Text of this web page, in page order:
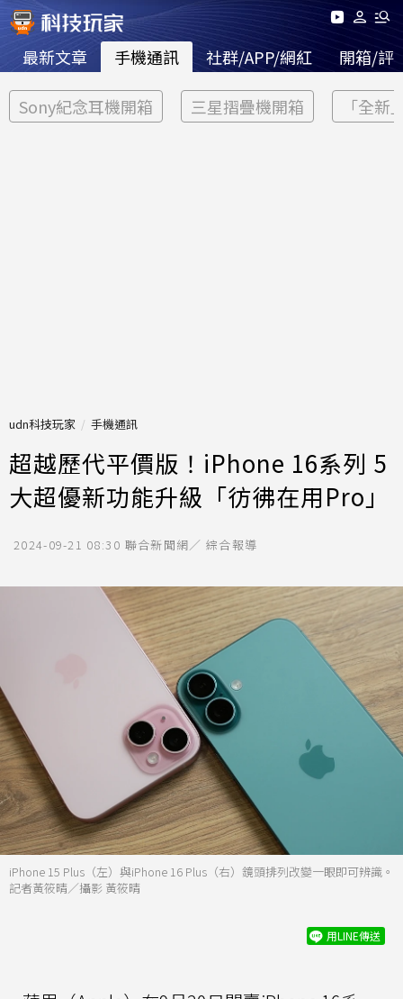
最新文章 手機通訊 社群/APP/網紅 開箱/評
Sony紀念耳機開箱 三星摺疊機開箱 「全新
udn科技玩家 手機通訊
超越歷代平價版！iPhone 16系列 5
大超優新功能升級「彷彿在用Pro」
2024-09-21 08:30 聯合新聞網／ 綜合報導
iPhone 15 Plus（左）與iPhone 16 Plus（右）鏡頭排列改變一眼即可辨識。
記者黃筱晴／攝影 黃筱晴
用LINE傳送